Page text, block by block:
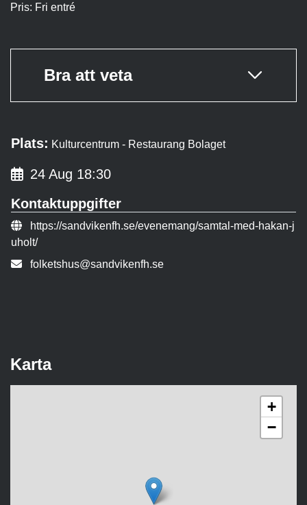
Pris: Fri entré
Bra att veta
Plats: Kulturcentrum - Restaurang Bolaget
24 Aug 18:30
Kontaktuppgifter
Evenemangslänk:
https://sandvikenfh.se/evenemang/samtal-med-hakan-j
uholt/
E-post:
folketshus@sandvikenfh.se
Karta
+
−